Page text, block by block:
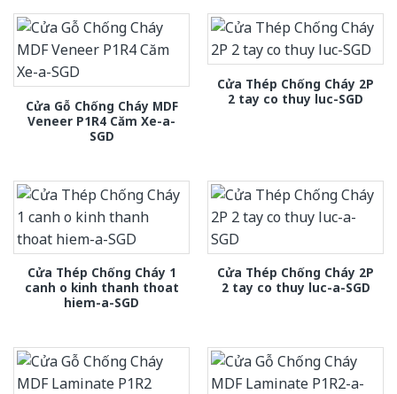
Cửa Gỗ Chống Cháy MDF
Veneer P1R4 Căm Xe-a-
SGD
Cửa Thép Chống Cháy 2P
2 tay co thuy luc-SGD
Cửa Thép Chống Cháy 1
canh o kinh thanh thoat
hiem-a-SGD
Cửa Thép Chống Cháy 2P
2 tay co thuy luc-a-SGD